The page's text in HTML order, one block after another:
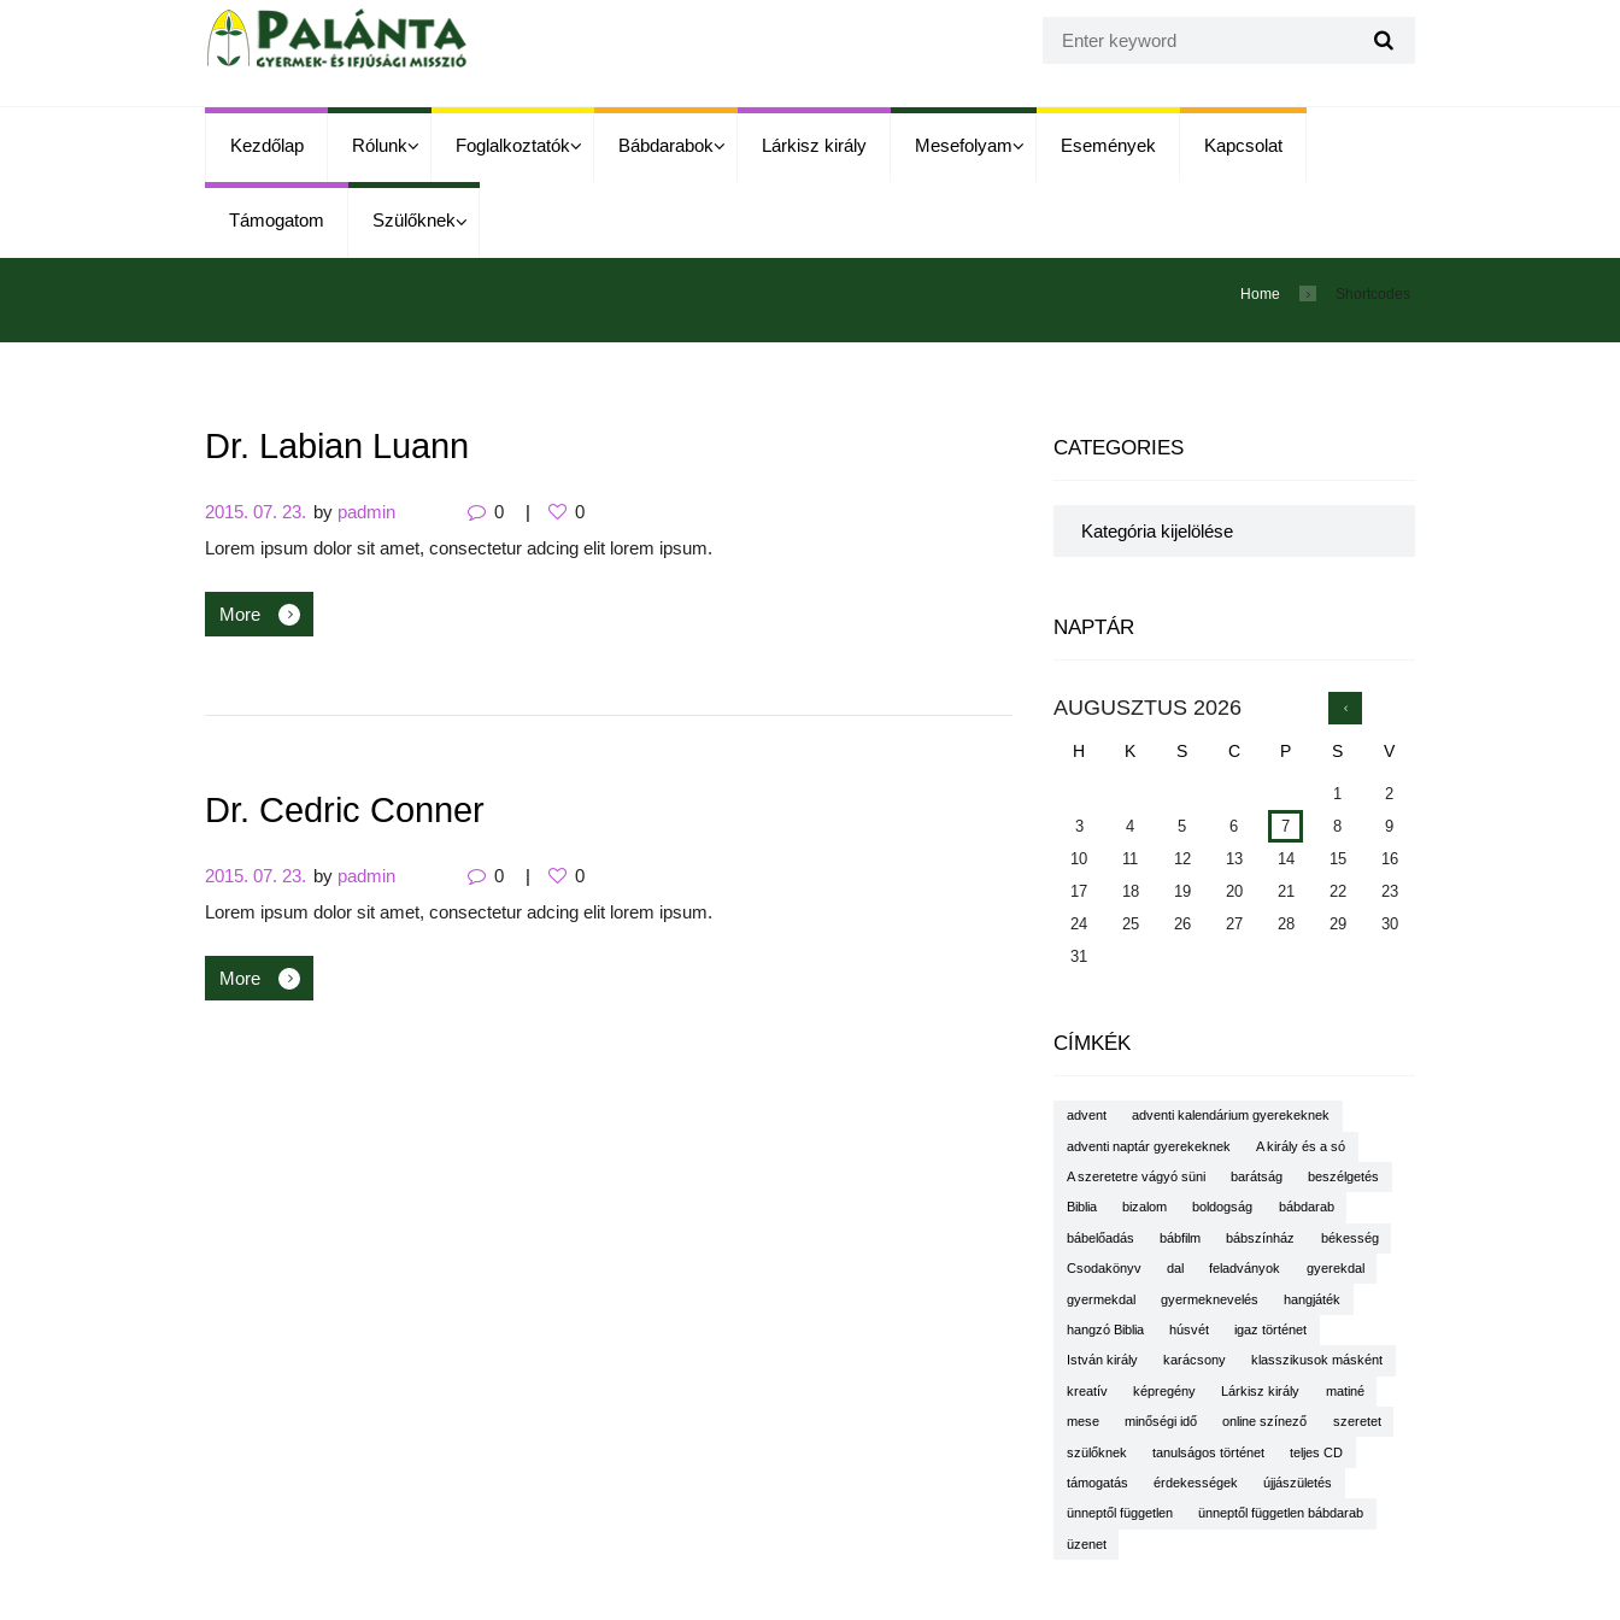
Kezdőlap Rólunk Foglalkoztatók Bábdarabok Lárkisz király Mesefolyam Események Kapcsolat
Támogatom Szülőknek
Home Shortcodes
Dr. Labian Luann
2015. 07. 23. by padmin 0
0
Lorem ipsum dolor sit amet, consectetur adcing elit lorem ipsum.
More
Dr. Cedric Conner
2015. 07. 23. by padmin 0
0
Lorem ipsum dolor sit amet, consectetur adcing elit lorem ipsum.
More
CATEGORIES
NAPTÁR
AUGUSZTUS 2026
H K S C P S V
1
2
3
4 5 6 7 8
9
10
11 12 13 14 15
16
17
18 19 20 21 22
23
24
25 26 27 28 29
30
31
CÍMKÉK
advent adventi kalendárium gyerekeknek
adventi naptár gyerekeknek A király és a só
A szeretetre vágyó süni barátság beszélgetés
Biblia bizalom boldogság bábdarab
bábelőadás bábfilm bábszínház békesség
Csodakönyv dal feladványok gyerekdal
gyermekdal gyermeknevelés hangjáték
hangzó Biblia húsvét igaz történet
István király karácsony klasszikusok másként
kreatív képregény Lárkisz király matiné
mese minőségi idő online színező szeretet
szülőknek tanulságos történet teljes CD
támogatás érdekességek újjászületés
ünneptől független ünneptől független bábdarab
üzenet